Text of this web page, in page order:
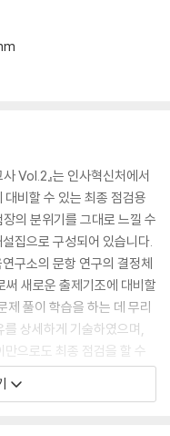
Vol.2』는 인사혁신처에서
비할 수 있는 최종 점검용
의 분위기를 그대로 느낄 수
집으로 구성되어 있습니다.
구소의 문항 연구의 결정체
새로운 출제기조에 대비할
제 풀이 학습을 하는 데 무리
상세하게 기술하였으며,
으로도 최종 점검을 할 수